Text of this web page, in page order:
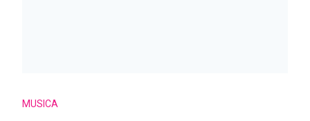
MUSICA